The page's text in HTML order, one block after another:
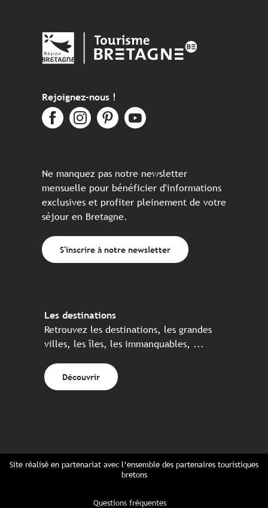
Rejoignez-nous !
Ne manquez pas notre newsletter
mensuelle pour bénéficier d'informations
exclusives et profiter pleinement de votre
séjour en Bretagne.
S'inscrire à notre newsletter
Les destinations
Retrouvez les destinations, les grandes
villes, les îles, les immanquables, ...
Découvrir
Site réalisé en partenariat avec l’ensemble des partenaires touristiques
bretons
Questions fréquentes